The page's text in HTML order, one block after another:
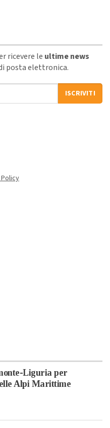
ricevere le ultime news
posta elettronica.
ISCRIVITI
Liguria per
Alpi Marittime